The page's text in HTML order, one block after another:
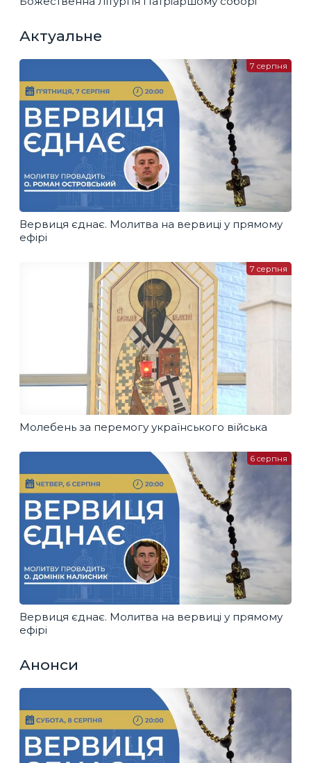
Актуальне
Вервиця єднає. Молитва на вервиці у прямому
ефірі
7 серпня
Молебень за перемогу українського війська
7 серпня
Вервиця єднає. Молитва на вервиці у прямому
ефірі
6 серпня
Анонси